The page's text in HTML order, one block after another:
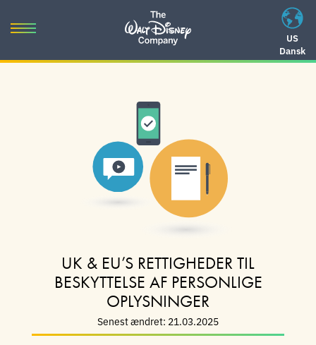
US
Dansk
Toggle
UK & EU’S RETTIGHEDER TIL
BESKYTTELSE AF PERSONLIGE
OPLYSNINGER
Senest ændret: 21.03.2025